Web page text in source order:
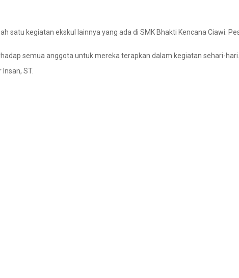
satu kegiatan ekskul lainnya yang ada di SMK Bhakti Kencana Ciawi.
semua anggota untuk mereka terapkan dalam kegiatan sehari-hari.
ST.